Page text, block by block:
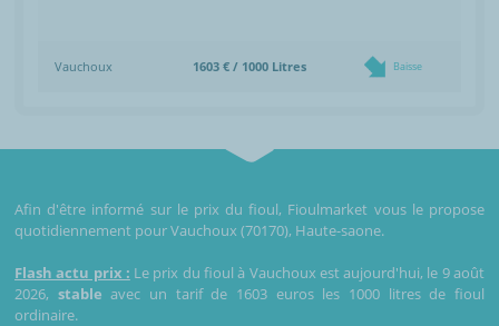
Vauchoux 1603 € / 1000 Litres Baisse
Afin d'être informé sur le prix du fioul, Fioulmarket vous le propose
quotidiennement pour Vauchoux (70170), Haute-saone.
Flash actu prix : Le prix du fioul à Vauchoux est aujourd'hui, le 9 août
2026, stable avec un tarif de 1603 euros les 1000 litres de fioul
ordinaire.